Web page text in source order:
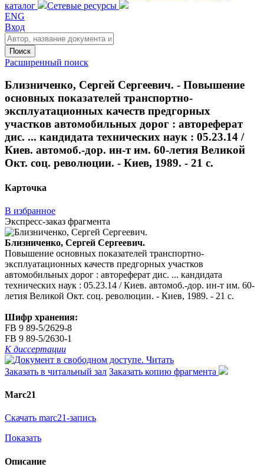
каталог
Сетевые ресурсы
ENG
Вход
Поиск
Расширенный поиск
Близниченко, Сергей Сергеевич. - Повышение
основных показателей транспортно-
эксплуатационных качеств предгорных
участков автомобильных дорог : автореферат
дис. ... кандидата технических наук : 05.23.14 /
Киев. автомоб.-дор. ин-т им. 60-летия Великой
Окт. соц. революции. - Киев, 1989. - 21 с.
Карточка
В избранное
Экспресс-заказ фрагмента
Близниченко, Сергей Сергеевич.
Повышение основных показателей транспортно-
эксплуатационных качеств предгорных участков
автомобильных дорог : автореферат дис. ... кандидата
технических наук : 05.23.14 / Киев. автомоб.-дор. ин-т им. 60-
летия Великой Окт. соц. революции. - Киев, 1989. - 21 с.
Шифр хранения:
FB 9 89-5/2629-8
FB 9 89-5/2630-1
К диссертации
Читать
Заказать в читальный зал Заказать копию фрагмента
Marc21
Скачать marc21-запись
Показать
Описание